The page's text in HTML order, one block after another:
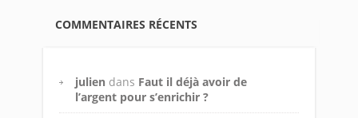
COMMENTAIRES RÉCENTS
julien dans Faut il déjà avoir de
l’argent pour s’enrichir ?